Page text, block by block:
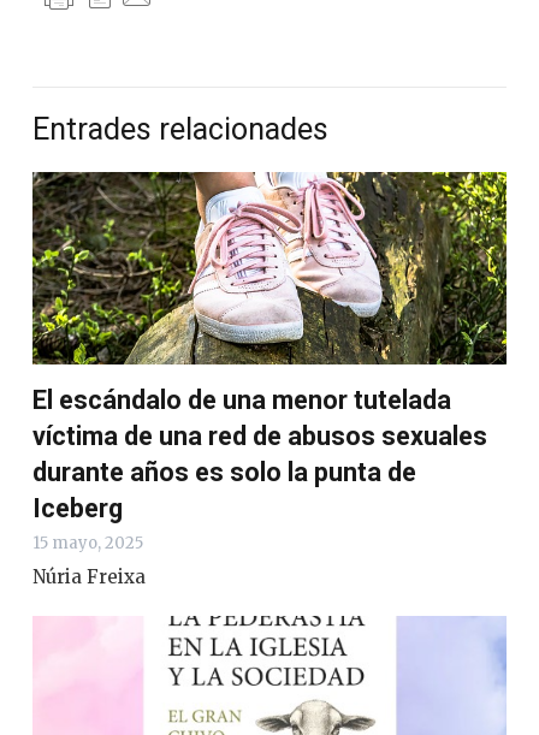
Entrades relacionades
El escándalo de una menor tutelada
víctima de una red de abusos sexuales
durante años es solo la punta de
Iceberg
15 mayo, 2025
Núria Freixa